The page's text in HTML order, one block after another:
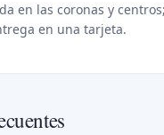
en las coronas y
en una tarjeta.